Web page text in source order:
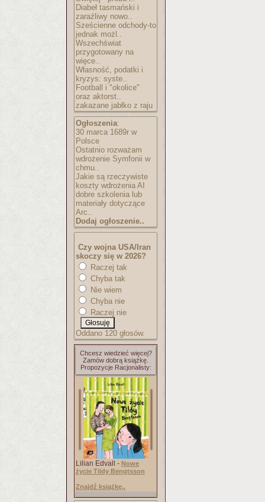
Diabeł tasmański i
zaraźliwy nowo..
Sześcienne odchody-to
jednak możl..
Wszechświat
przygotowany na
więce..
Własność, podatki i
kryzys: syste..
Football i "okolice"
oraz aktorst..
zakazane jabłko z raju
Ogłoszenia:
30 marca 1689r w
Polsce
Ostatnio rozważam
wdrożenie Symfonii w
chmu..
Jakie są rzeczywiste
koszty wdrożenia AI
dobre szkolenia lub
materiały dotyczące
Arc..
Dodaj ogłoszenie..
Czy wojna USA/Iran
skoczy się w 2026?
Raczej tak
Chyba tak
Nie wiem
Chyba nie
Raczej nie
Oddano 120 głosów.
Chcesz wiedzieć więcej?
Zamów dobrą książkę.
Propozycje Racjonalisty:
Lilian Edvall - Nowe
życie Tildy Bengtsson
Znajdź książkę..